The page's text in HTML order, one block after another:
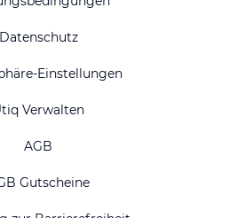
Datenschutz
Einstellungen
Verwalten
AGB
Gutscheine